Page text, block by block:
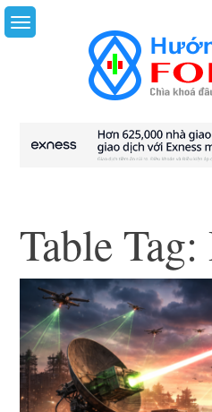
Skip
to
Table Tag: